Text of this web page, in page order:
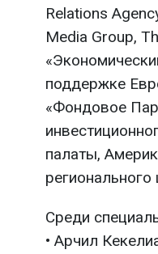
Relations
Media Group,
поддержке
«Фондовое
палаты,
Среди
• Арчил